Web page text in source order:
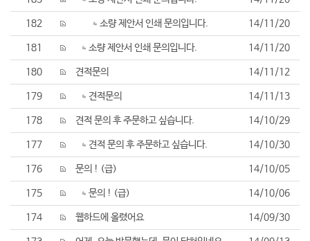
182 소량 제안서 인쇄 문의입니다. 14/11/20
181 소량 제안서 인쇄 문의입니다. 14/11/20
180 견적문의 14/11/12
179 견적문의 14/11/13
178 견적 문의 후 주문하고 싶습니다. 14/10/29
177 견적 문의 후 주문하고 싶습니다. 14/10/30
176 문의 ! (급) 14/10/05
175 문의 ! (급) 14/10/06
174 웹하드에 올렸어요 14/09/30